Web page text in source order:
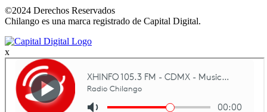
©2024 Derechos Reservados
Chilango es una marca registrado de Capital Digital.
x